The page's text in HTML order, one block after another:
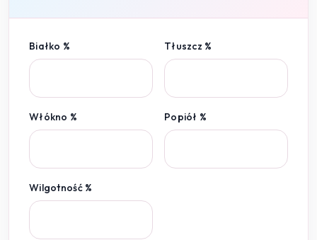
Białko % Tłuszcz %
Włókno % Popiół %
Wilgotność %